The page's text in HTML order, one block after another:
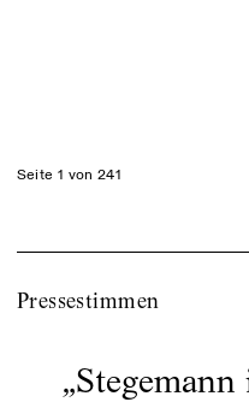
Seite 1 von 241
Pressestimmen
„